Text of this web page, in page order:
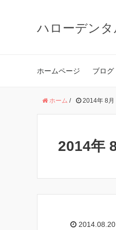
ハローデン
ホームページ ブログ
ホーム / 2014年 8月
2014年
2014.08.20